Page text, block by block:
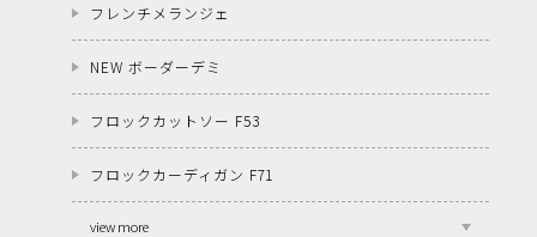
フレンチメランジェ
NEW ボーダーデミ
フロックカットソー F53
フロックカーディガン F71
view more